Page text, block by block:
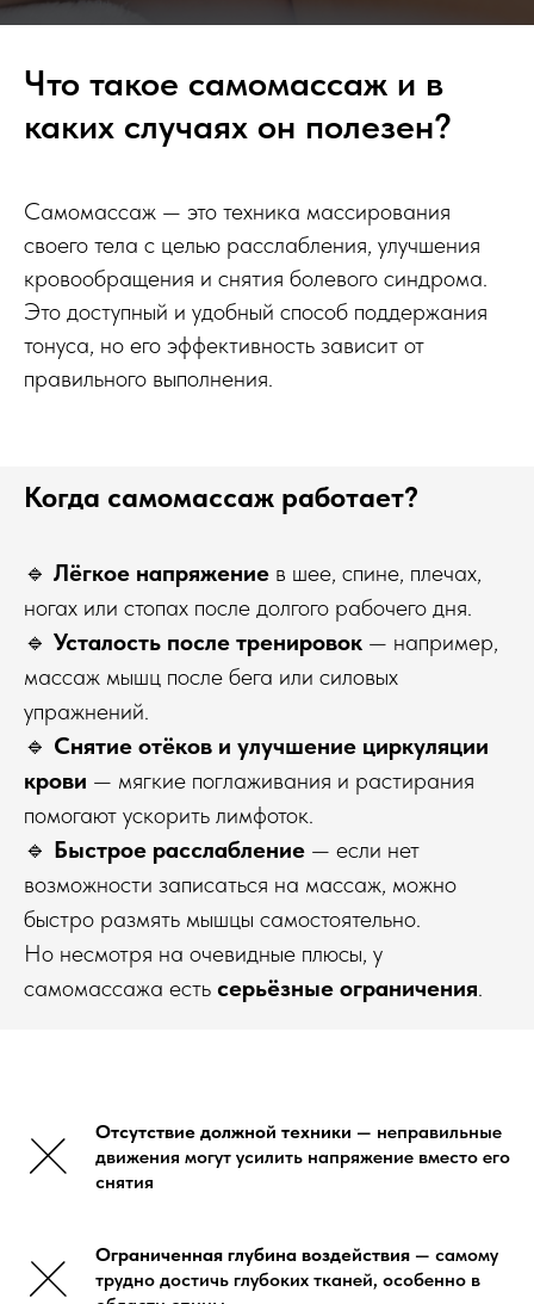
Что такое самомассаж и в
каких случаях он полезен?
Самомассаж — это техника массирования
своего тела с целью расслабления, улучшения
кровообращения и снятия болевого синдрома.
Это доступный и удобный способ поддержания
тонуса, но его эффективность зависит от
правильного выполнения.
Когда самомассаж работает?
🔹 Лёгкое напряжение в шее, спине, плечах,
ногах или стопах после долгого рабочего дня.
🔹 Усталость после тренировок — например,
массаж мышц после бега или силовых
упражнений.
🔹 Снятие отёков и улучшение циркуляции
крови — мягкие поглаживания и растирания
помогают ускорить лимфоток.
🔹 Быстрое расслабление — если нет
возможности записаться на массаж, можно
быстро размять мышцы самостоятельно.
Но несмотря на очевидные плюсы, у
самомассажа есть серьёзные ограничения.
Отсутствие должной техники — неправильные
движения могут усилить напряжение вместо его
снятия
Ограниченная глубина воздействия — самому
трудно достичь глубоких тканей, особенно в